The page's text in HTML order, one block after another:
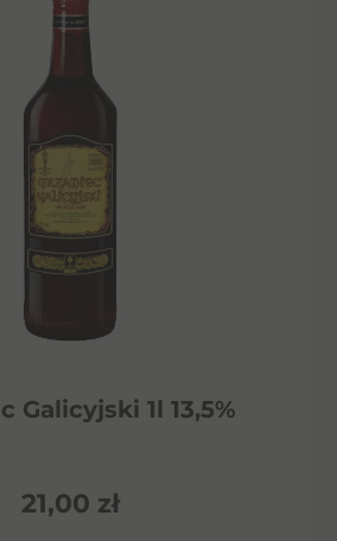
Galicyjski 1l 13,5%
21,00 zł